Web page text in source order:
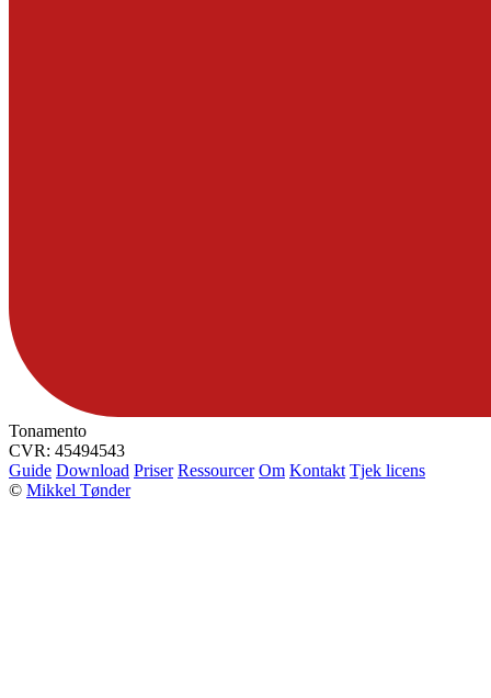
Tonamento
CVR: 45494543
Guide Download Priser Ressourcer Om Kontakt Tjek licens
© Mikkel Tønder